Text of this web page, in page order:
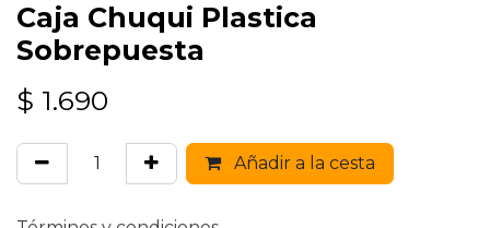
Caja Chuqui Plastica
Sobrepuesta
$ 1.690
Añadir a la cesta